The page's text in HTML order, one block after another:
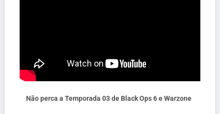
Não perca a Temporada 03 de Black Ops 6 e Warzone